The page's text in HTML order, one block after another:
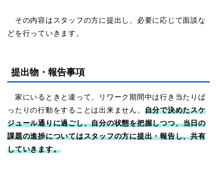
その内容はスタッフの方に提出し、必要に応じて面談な
どを行っていきます。
提出物 ・ 報告事項
家にいるときと違って、リワーク期間中は行き当たりば
ったりの行動をすることは出来ません。 自分で決めたスケ
ジュール通りに過ごし、自分の状態を把握しつつ、当日の
課題の進捗についてはスタッフの方に提出・報告し、共有
していきます。